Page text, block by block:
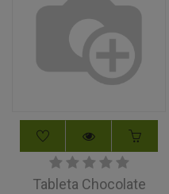
Tableta Chocolate